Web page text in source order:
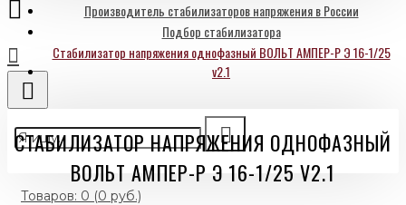
Товаров: 0 (0 руб.)
Производитель стабилизаторов напряжения в России
Подбор стабилизатора
Стабилизатор напряжения однофазный ВОЛЬТ АМПЕР-Р Э 16-1/25
v2.1
СТАБИЛИЗАТОР НАПРЯЖЕНИЯ ОДНОФАЗНЫЙ
ВОЛЬТ АМПЕР-Р Э 16-1/25 V2.1